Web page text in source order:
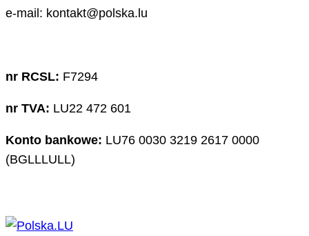
e-mail: kontakt@polska.lu
nr RCSL: F7294
nr TVA: LU22 472 601
Konto bankowe: LU76 0030 3219 2617 0000
(BGLLLULL)